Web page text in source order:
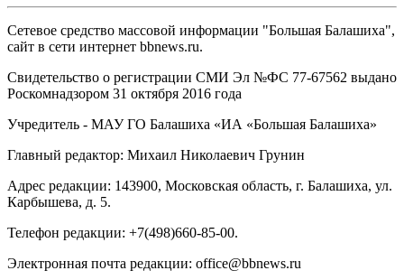
Сетевое средство массовой информации "Большая Балашиха",
сайт в сети интернет bbnews.ru.
Свидетельство о регистрации СМИ Эл №ФС ‎77-67562 выдано
Роскомнадзором 31 октября 2016 года
Учредитель - МАУ ГО Балашиха «ИА «Большая Балашиха»
Главный редактор: Михаил Николаевич Грунин
Адрес редакции: 143900, Московская область, г. Балашиха, ул.
Карбышева, д. 5.
Телефон редакции: +7(498)660-85-00.
Электронная почта редакции: office@bbnews.ru